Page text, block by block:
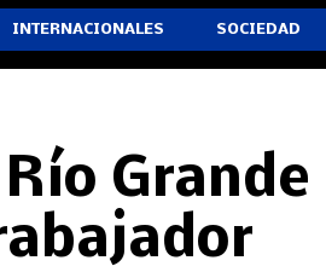
INTERNACIONALES SOCIEDAD
Grande